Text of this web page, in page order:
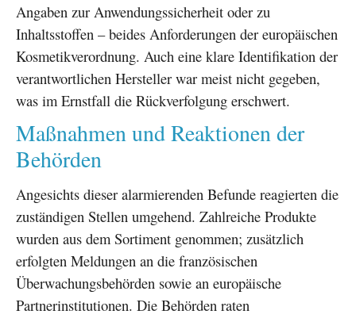
Angaben zur Anwendungssicherheit oder zu
Inhaltsstoffen – beides Anforderungen der europäischen
Kosmetikverordnung. Auch eine klare Identifikation der
verantwortlichen Hersteller war meist nicht gegeben,
was im Ernstfall die Rückverfolgung erschwert.
Maßnahmen und Reaktionen der
Behörden
Angesichts dieser alarmierenden Befunde reagierten die
zuständigen Stellen umgehend. Zahlreiche Produkte
wurden aus dem Sortiment genommen; zusätzlich
erfolgten Meldungen an die französischen
Überwachungsbehörden sowie an europäische
Partnerinstitutionen. Die Behörden raten